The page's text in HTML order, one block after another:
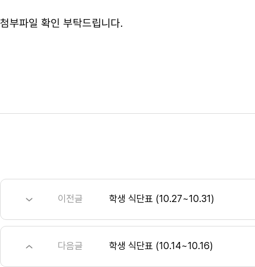
첨부파일 확인 부탁드립니다.
이전글 학생 식단표 (10.27~10.31)
다음글 학생 식단표 (10.14~10.16)